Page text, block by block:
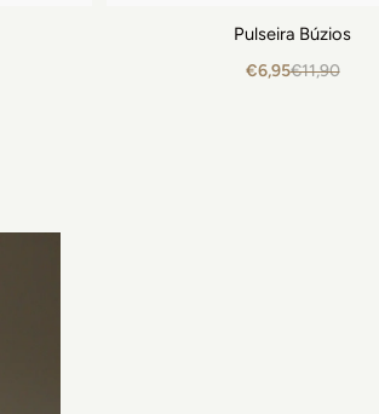
Pulseira Búzios
€6,95€11,90